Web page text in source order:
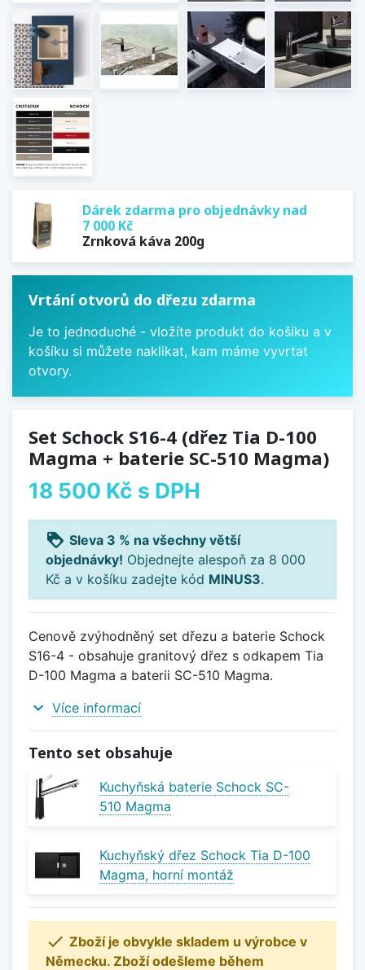
Dárek zdarma pro objednávky nad
7 000 Kč
Zrnková káva 200g
Vrtání otvorů do dřezu zdarma
Je to jednoduché - vložíte produkt do košíku a v
košíku si můžete naklikat, kam máme vyvrtat
otvory.
Set Schock S16-4 (dřez Tia D-100
Magma + baterie SC-510 Magma)
18 500 Kč s DPH
loyalty Sleva 3 % na všechny větší
objednávky! Objednejte alespoň za 8 000
Kč a v košíku zadejte kód MINUS3.
Cenově zvýhodněný set dřezu a baterie Schock
S16-4 - obsahuje granitový dřez s odkapem Tia
D-100 Magma a baterii SC-510 Magma.
expand_more Více informací
Tento set obsahuje
Kuchyňská baterie Schock SC-
510 Magma
Kuchyňský dřez Schock Tia D-100
Magma, horní montáž
 Zboží je obvykle skladem u výrobce v
Německu. Zboží odešleme během